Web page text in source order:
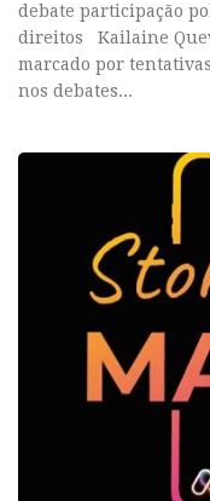
debate participação
direitos Kailaine
marcado por
nos debates...